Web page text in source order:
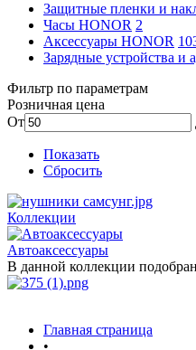
Защитные пленки и
Часы HONOR 2
Аксессуары HONOR
Зарядные устройства и
Фильтр по параметрам
Розничная цена
От
Показать
Сбросить
Коллекции
Автоаксессуары
В данной коллекции
Главная страница
•